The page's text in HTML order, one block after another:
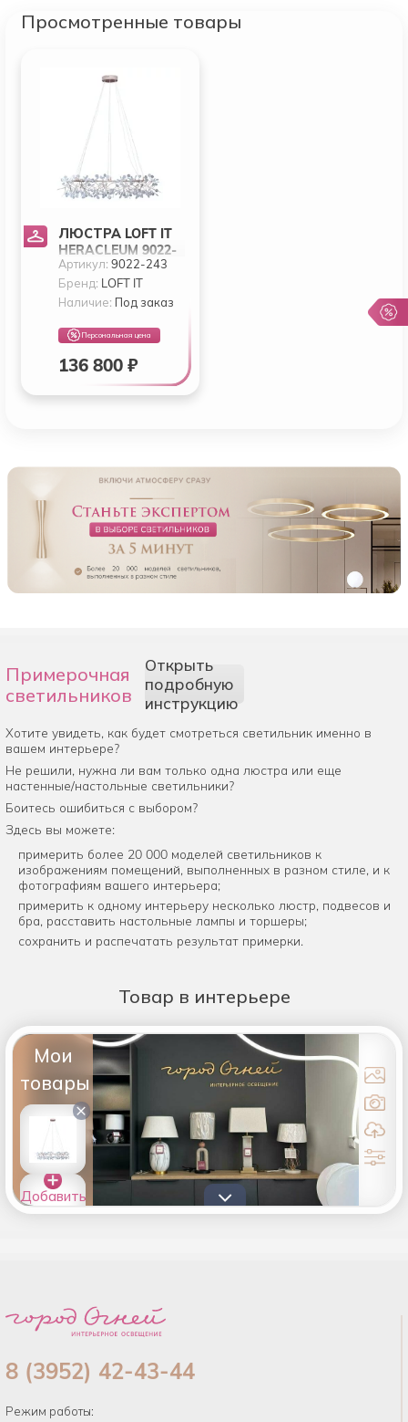
Просмотренные товары
ЛЮСТРА LOFT IT
HERACLEUM 9022-
243
Артикул:9022-243
Бренд: LOFT IT
Наличие: Под заказ
Персональная цена
136 800 ₽
Примерочная
светильников
Открыть
подробную
инструкцию
Хотите увидеть, как будет смотреться светильник именно в
вашем интерьере?
Не решили, нужна ли вам только одна люстра или еще
настенные/настольные светильники?
Боитесь ошибиться с выбором?
Здесь вы можете:
примерить более 20 000 моделей светильников к
изображениям помещений, выполненных в разном стиле, и к
фотографиям вашего интерьера;
примерить к одному интерьеру несколько люстр, подвесов и
бра, расставить настольные лампы и торшеры;
сохранить и распечатать результат примерки.
Товар в интерьере
Мои
товары
×
Добавить
товары в
8 (3952) 42-43-44
Режим работы: